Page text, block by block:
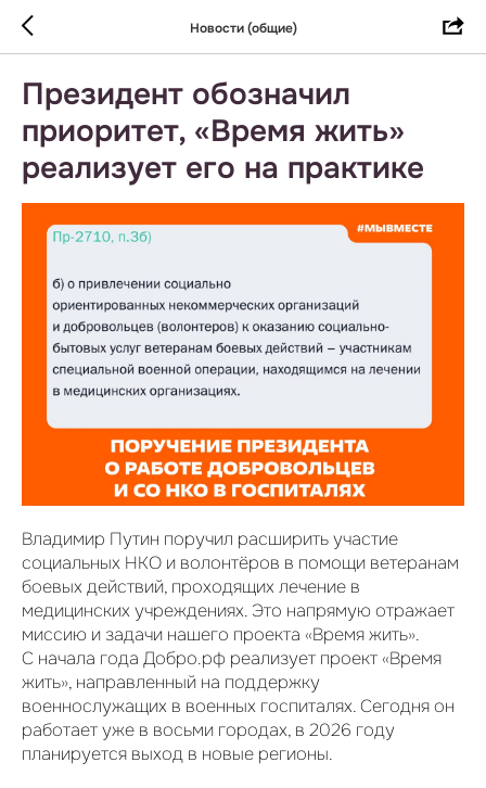
Новости (общие)
Президент обозначил
приоритет, «Время жить»
реализует его на практике
Владимир Путин поручил расширить участие
социальных НКО и волонтёров в помощи ветеранам
боевых действий, проходящих лечение в
медицинских учреждениях. Это напрямую отражает
миссию и задачи нашего проекта «Время жить».
С начала года Добро.рф реализует проект «Время
жить», направленный на поддержку
военнослужащих в военных госпиталях. Сегодня он
работает уже в восьми городах, в 2026 году
планируется выход в новые регионы.